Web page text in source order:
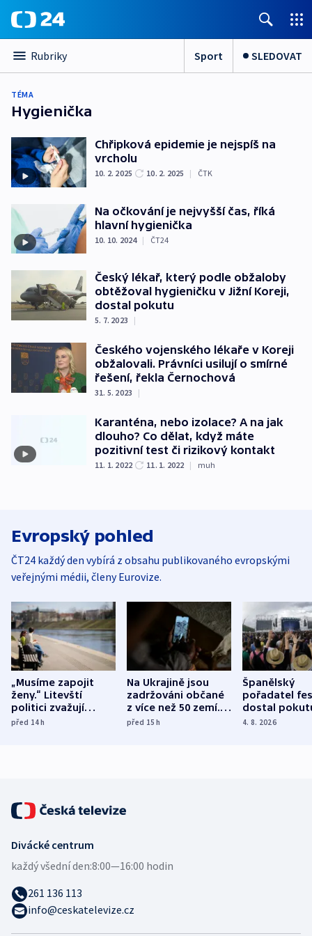
Rubriky Sport SLEDOVAT
TÉMA
Hygienička
Chřipková epidemie je nejspíš na
vrcholu
10. 2. 2025 10. 2. 2025 | ČTK
Na očkování je nejvyšší čas, říká
hlavní hygienička
10. 10. 2024 | ČT24
Český lékař, který podle obžaloby
obtěžoval hygieničku v Jižní Koreji,
dostal pokutu
5. 7. 2023 |
Českého vojenského lékaře v Koreji
obžalovali. Právníci usilují o smírné
řešení, řekla Černochová
31. 5. 2023 |
Karanténa, nebo izolace? A na jak
dlouho? Co dělat, když máte
pozitivní test či rizikový kontakt
11. 1. 2022 11. 1. 2022 | muh
Evropský pohled
ČT24 každý den vybírá z obsahu publikovaného evropskými
veřejnými médii, členy Eurovize.
„Musíme zapojit
ženy.“ Litevští
politici zvažují
dohodu o
před 14h
Na Ukrajině jsou
zadržováni občané
z více než 50 zemí.
Bojovali na straně
před 15h
Španělský
pořadatel
dostal
nekalé
4. 8. 2026
Divácké centrum
každý všední den:8:00—16:00 hodin
261 136 113
info@ceskatelevize.cz